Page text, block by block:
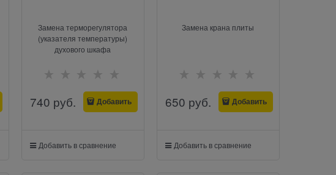
Замена терморегулятора
(указателя температуры)
духового шкафа
740 руб. Добавить
Добавить в сравнение
Замена крана плиты
650 руб. Добавить
Добавить в сравнение